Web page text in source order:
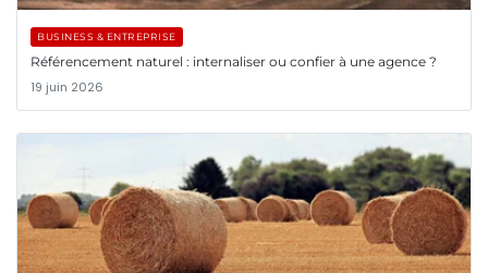
BUSINESS & ENTREPRISE
Référencement naturel : internaliser ou confier à une agence ?
19 juin 2026